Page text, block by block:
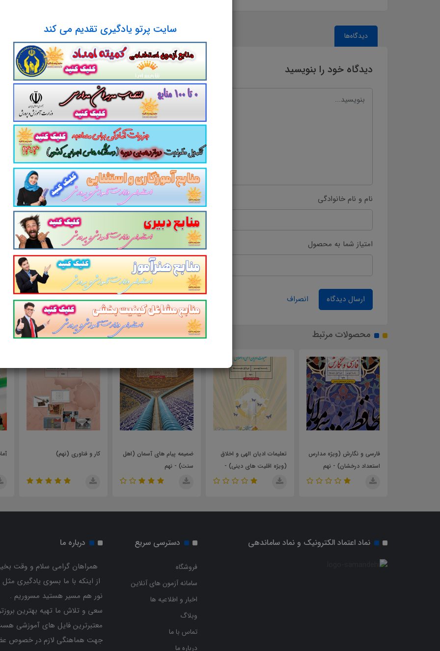
سایت پرتو یادگیری تقدیم می کند دیدگاه‌ها
دیدگاه خود را بنویسید
نام و نام خانوادگی پست الکترونیک
امتیاز شما به محصول
ارسال دیدگاه انصراف
محصولات مرتبط
فارسی و نگارش (ویژه مدارس
استعداد درخشان) - نهم
تعلیمات ادیان الهی و اخلاق
(ویژه اقلیت های دینی) -
(نهم)
ضمیمه پیام های آسمان (اهل
سنت) - نهم
کار و فناوری (نهم)
نماد اعتماد الکترونیک و نماد ساماندهی دسترسی سریع
فروشگاه
سامانه آزمون های آنلاین
اخبار و اطلاعیه ها
وبلاگ
تماس با ما
درباره ما
درباره ما
همراهان گرامی سلام و وقت
از اینکه با ما بسوی یادگیری
نور هم مسیر هستید مسروریم .
سعی و تلاش ما تهیه بهترین
معتبرترین فایل های آموزشی
جهت هماهنگی لازم در خصوص